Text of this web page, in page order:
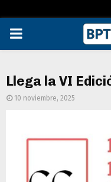
PRIMARY
Llega la VI
10 noviembre, 2025